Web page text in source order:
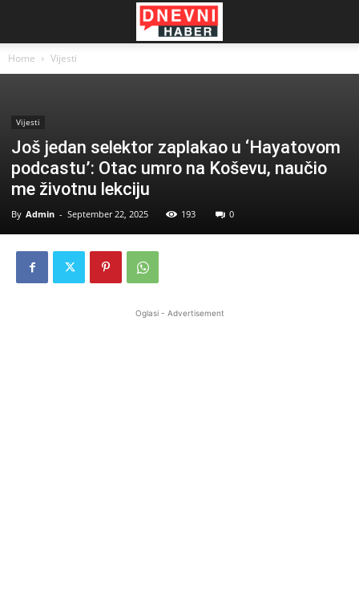
Home Vijesti
Vijesti
Još jedan selektor zaplakao u ‘Hayatovom
podcastu’: Otac umro na Koševu, naučio
me životnu lekciju
By Admin - September 22, 2025 193 0
Oglasi - Advertisement